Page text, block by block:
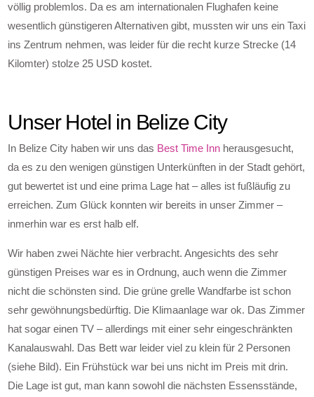
völlig problemlos. Da es am internationalen Flughafen keine
wesentlich günstigeren Alternativen gibt, mussten wir uns ein Taxi
ins Zentrum nehmen, was leider für die recht kurze Strecke (14
Kilomter) stolze 25 USD kostet.
Unser Hotel in Belize City
In Belize City haben wir uns das Best Time Inn herausgesucht,
da es zu den wenigen günstigen Unterkünften in der Stadt gehört,
gut bewertet ist und eine prima Lage hat – alles ist fußläufig zu
erreichen. Zum Glück konnten wir bereits in unser Zimmer –
inmerhin war es erst halb elf.
Wir haben zwei Nächte hier verbracht. Angesichts des sehr
günstigen Preises war es in Ordnung, auch wenn die Zimmer
nicht die schönsten sind. Die grüne grelle Wandfarbe ist schon
sehr gewöhnungsbedürftig. Die Klimaanlage war ok. Das Zimmer
hat sogar einen TV – allerdings mit einer sehr eingeschränkten
Kanalauswahl. Das Bett war leider viel zu klein für 2 Personen
(siehe Bild). Ein Frühstück war bei uns nicht im Preis mit drin.
Die Lage ist gut, man kann sowohl die nächsten Essensstände,